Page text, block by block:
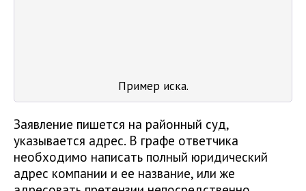
Пример иска.
Заявление пишется на районный суд,
указывается адрес. В графе ответчика
необходимо написать полный юридический
адрес компании и ее название, или же